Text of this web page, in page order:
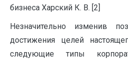
бизнеса Харский К. В. [2]
Незначительно изменив
достижения целей
следующие типы